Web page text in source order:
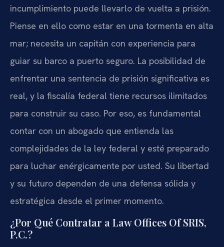
incumplimiento puede llevarlo de vuelta a prisión.
Piense en ello como estar en una tormenta en alta
mar; necesita un capitán con experiencia para
guiar su barco a puerto seguro. La posibilidad de
enfrentar una sentencia de prisión significativa es
real, y la fiscalía federal tiene recursos ilimitados
para construir su caso. Por eso, es fundamental
contar con un abogado que entienda las
complejidades de la ley federal y esté preparado
para luchar enérgicamente por usted. Su libertad
y su futuro dependen de una defensa sólida y
estratégica desde el primer momento.
¿Por Qué Contratar a Law Offices Of SRIS,
P.C.?